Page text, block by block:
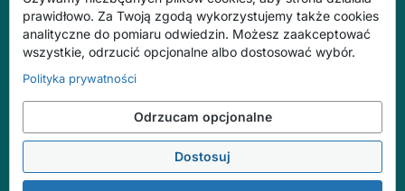
nie ponosi również żadnych konsekwencji prawnych ani
odpowiedzialności za następstwa mogące wyniknąć na skutek
zastosowania podanych informacji bez wcześniejszej konsultacji
Na stronie abcdobrejmamy.pl mogą występować wpisy
o charakterze reklamowym.
© 2026 ABC Dobrej Mamy. Wszelkie prawa zastrzeżone.
prawidłowo. Za Twoją zgodą wykorzystujemy także cookies
analityczne do pomiaru odwiedzin. Możesz zaakceptować
wszystkie, odrzucić opcjonalne albo dostosować wybór.
Polityka prywatności
Odrzucam opcjonalne
Dostosuj